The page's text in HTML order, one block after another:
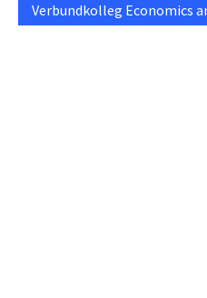
Verbundkolleg Economics